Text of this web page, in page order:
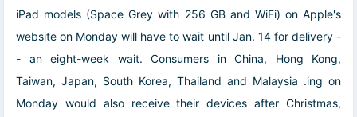
iPad models (Space Grey with 256 GB and WiFi) on Apple's
website on Monday will have to wait until Jan. 14 for delivery -
- an eight-week wait. Consumers in China, Hong Kong,
Taiwan, Japan, South Korea, Thailand and Malaysia .ing on
Monday would also receive their devices after Christmas,